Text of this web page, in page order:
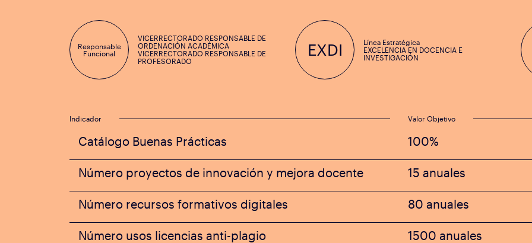
Responsable
Funcional
VICERRECTORADO RESPONSABLE DE
ORDENACIÓN ACADÉMICA
VICERRECTORADO RESPONSABLE DE
PROFESORADO
EXDI
Línea Estratégica
EXCELENCIA EN DOCENCIA E
INVESTIGACIÓN
Indicador Valor Objetivo
Catálogo Buenas Prácticas 100%
Número proyectos de innovación y mejora docente 15 anuales
Número recursos formativos digitales 80 anuales
Número usos licencias anti-plagio 1500 anuales